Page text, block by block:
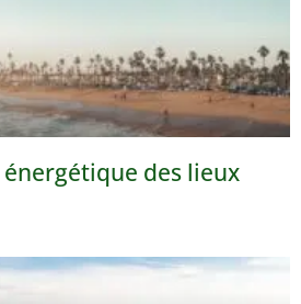
des lieux